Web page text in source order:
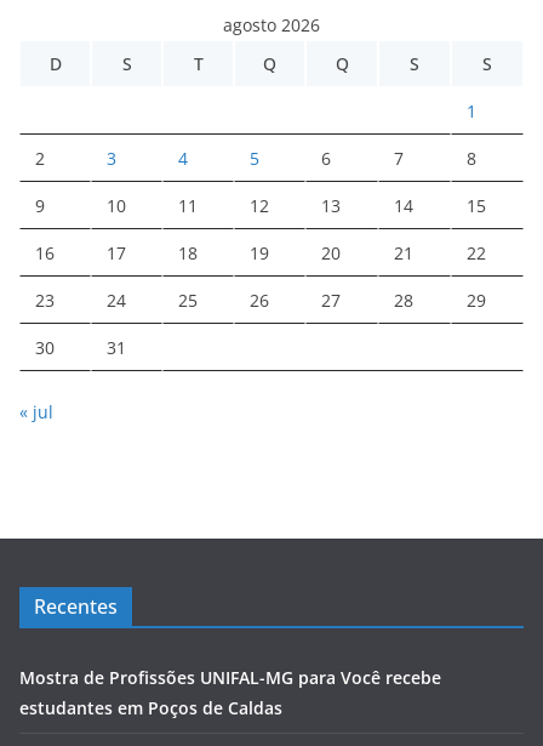
agosto 2026
D
S T Q Q S S
1
2 3 4 5 6 7 8
9 10 11 12 13 14 15
16 17 18 19 20 21 22
23 24 25 26 27 28 29
30 31
« jul
Recentes
Mostra de Profissões UNIFAL-MG para Você recebe
estudantes em Poços de Caldas